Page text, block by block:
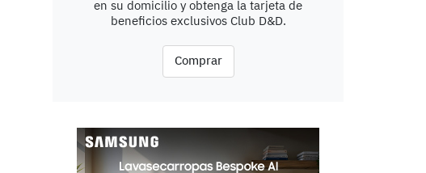
en su domicilio y obtenga la tarjeta de
beneficios exclusivos Club D&D.
Comprar